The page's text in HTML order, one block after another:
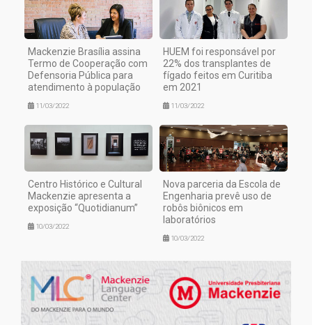
Mackenzie Brasília assina
Termo de Cooperação com
Defensoria Pública para
atendimento à população
11/03/2022
HUEM foi responsável por
22% dos transplantes de
fígado feitos em Curitiba
em 2021
11/03/2022
Centro Histórico e Cultural
Mackenzie apresenta a
exposição “Quotidianum”
10/03/2022
Nova parceria da Escola de
Engenharia prevê uso de
robôs biônicos em
laboratórios
10/03/2022